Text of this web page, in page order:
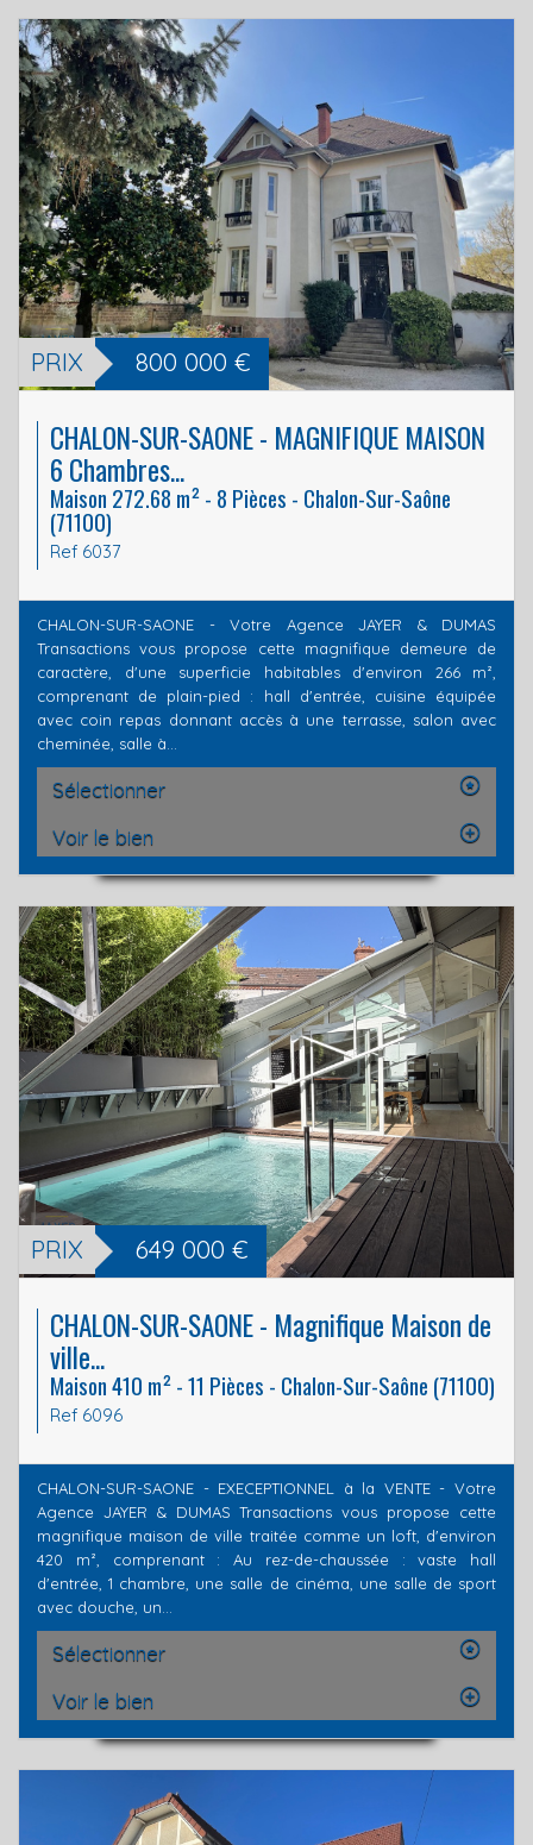
PRIX 800 000 €
CHALON-SUR-SAONE - MAGNIFIQUE MAISON
6 Chambres...
Maison 272.68 m² - 8 Pièces - Chalon-Sur-Saône
(71100)
Ref 6037
CHALON-SUR-SAONE - Votre Agence JAYER & DUMAS
Transactions vous propose cette magnifique demeure de
caractère, d'une superficie habitables d'environ 266 m²,
comprenant de plain-pied : hall d'entrée, cuisine équipée
avec coin repas donnant accès à une terrasse, salon avec
cheminée, salle à...
Sélectionner
Voir le bien
PRIX 649 000 €
CHALON-SUR-SAONE - Magnifique Maison de
ville...
Maison 410 m² - 11 Pièces - Chalon-Sur-Saône (71100)
Ref 6096
CHALON-SUR-SAONE - EXECEPTIONNEL à la VENTE - Votre
Agence JAYER & DUMAS Transactions vous propose cette
magnifique maison de ville traitée comme un loft, d'environ
420 m², comprenant : Au rez-de-chaussée : vaste hall
d'entrée, 1 chambre, une salle de cinéma, une salle de sport
avec douche, un...
Sélectionner
Voir le bien